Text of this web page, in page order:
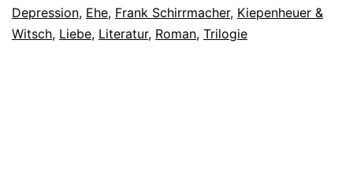
Depression, Ehe, Frank Schirrmacher, Kiepenheuer &
Witsch, Liebe, Literatur, Roman, Trilogie